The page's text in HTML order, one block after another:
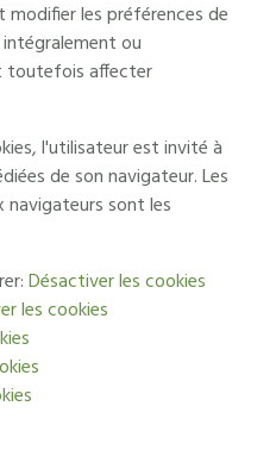
modifier les préférences de
ou
toutefois affecter
l'utilisateur est invité à
de son navigateur. Les
navigateurs sont les
Désactiver les cookies
les cookies